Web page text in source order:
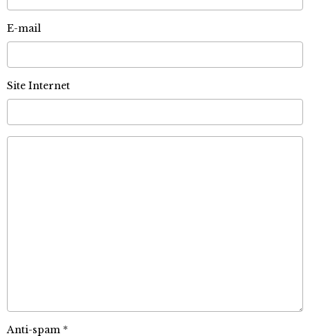
E-mail
Site Internet
Anti-spam